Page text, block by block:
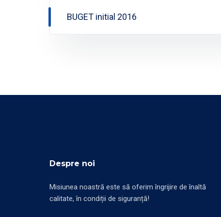
BUGET initial 2016
Despre noi
Misiunea noastră este să oferim îngrijire de înaltă
calitate, în condiții de siguranță!